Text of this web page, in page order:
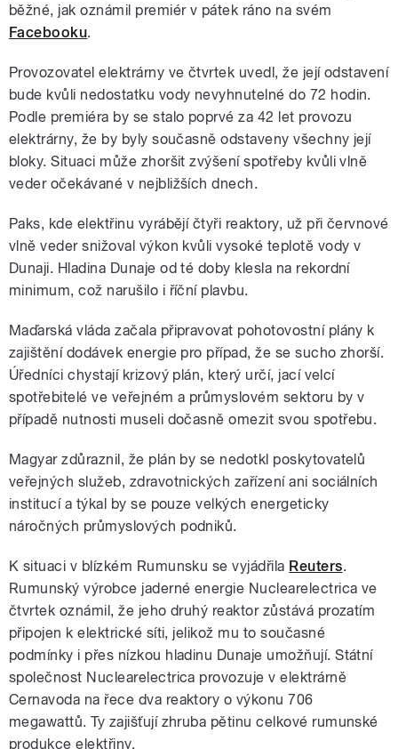
běžné, jak oznámil premiér v pátek ráno na svém
Facebooku.
Provozovatel elektrárny ve čtvrtek uvedl, že její odstavení
bude kvůli nedostatku vody nevyhnutelné do 72 hodin.
Podle premiéra by se stalo poprvé za 42 let provozu
elektrárny, že by byly současně odstaveny všechny její
bloky. Situaci může zhoršit zvýšení spotřeby kvůli vlně
veder očekávané v nejbližších dnech.
Paks, kde elektřinu vyrábějí čtyři reaktory, už při červnové
vlně veder snižoval výkon kvůli vysoké teplotě vody v
Dunaji. Hladina Dunaje od té doby klesla na rekordní
minimum, což narušilo i říční plavbu.
Maďarská vláda začala připravovat pohotovostní plány k
zajištění dodávek energie pro případ, že se sucho zhorší.
Úředníci chystají krizový plán, který určí, jací velcí
spotřebitelé ve veřejném a průmyslovém sektoru by v
případě nutnosti museli dočasně omezit svou spotřebu.
Magyar zdůraznil, že plán by se nedotkl poskytovatelů
veřejných služeb, zdravotnických zařízení ani sociálních
institucí a týkal by se pouze velkých energeticky
náročných průmyslových podniků.
K situaci v blízkém Rumunsku se vyjádřila Reuters.
Rumunský výrobce jaderné energie Nuclearelectrica ve
čtvrtek oznámil, že jeho druhý reaktor zůstává prozatím
připojen k elektrické síti, jelikož mu to současné
podmínky i přes nízkou hladinu Dunaje umožňují. Státní
společnost Nuclearelectrica provozuje v elektrárně
Cernavoda na řece dva reaktory o výkonu 706
megawattů. Ty zajišťují zhruba pětinu celkové rumunské
produkce elektřiny.